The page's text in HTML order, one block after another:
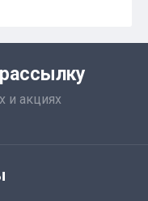
и акциях